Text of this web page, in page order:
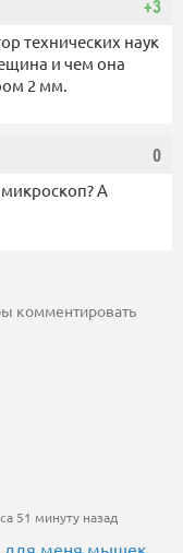
+3
технических наук
и чем она
2 мм.
0
А
комментировать
51 минуту назад